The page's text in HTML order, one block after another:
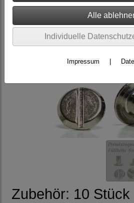
Zubehör: 10 Stück
Individuelle
Impressum